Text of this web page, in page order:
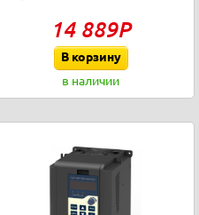
14 889Р
В корзину
в наличии